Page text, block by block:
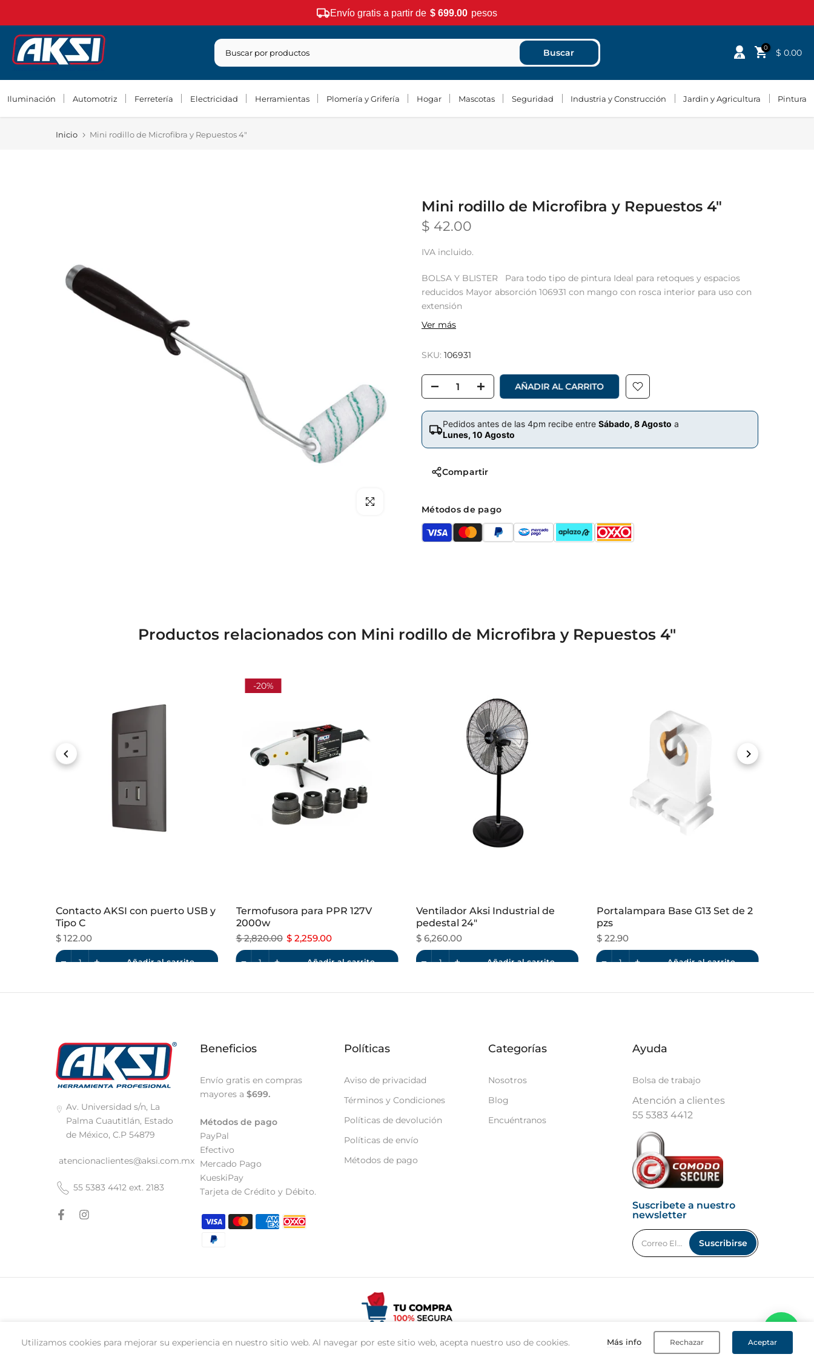
Envío gratis a partir de $ 699.00 pesos
Saltar
contenido
Buscar 0 $ 0.00
Iluminación Automotriz Ferretería Electricidad Herramientas Plomería y Grifería Hogar Mascotas Seguridad Industria y Construcción Jardin y Agricultura Pintura
Inicio Mini rodillo de Microfibra y Repuestos 4"
Clic para hacer zoom
Mini rodillo de Microfibra y Repuestos 4"
$ 42.00
IVA incluido.
BOLSA Y BLISTER Para todo tipo de pintura Ideal para retoques y espacios
reducidos Mayor absorción 106931 con mango con rosca interior para uso con
extensión
Ver más
SKU: 106931
AÑADIR AL CARRITO
Pedidos antes de las 4pm recibe entre Sábado, 8 Agosto a
Lunes, 10 Agosto
Compartir
Métodos de pago
Productos relacionados con Mini rodillo de Microfibra y Repuestos 4"
Contacto AKSI con puerto USB y
Tipo C
$ 122.00
Añadir al carrito
-20%
Termofusora para PPR 127V
2000w
$ 2,820.00 $ 2,259.00
Añadir al carrito
Ventilador Aksi Industrial de
pedestal 24"
$ 6,260.00
Añadir al carrito
Portalampara Base G13 Set de 2
pzs
$ 22.90
Añadir al carrito
Av. Universidad s/n, La
Palma Cuautitlán, Estado
de México, C.P 54879
atencionaclientes@aksi.com.mx
55 5383 4412 ext. 2183
Beneficios
Envío gratis en compras
mayores a $699.
Métodos de pago
PayPal
Efectivo
Mercado Pago
KueskiPay
Tarjeta de Crédito y Débito.
Políticas
Aviso de privacidad
Términos y Condiciones
Políticas de devolución
Políticas de envío
Métodos de pago
Categorías
Nosotros
Blog
Encuéntranos
Ayuda
Bolsa de trabajo
Atención a clientes
55 5383 4412
Suscribete a nuestro
newsletter
Suscribirse
Tecnología deShopify
Utilizamos cookies para mejorar su experiencia en nuestro sitio web. Al navegar por este sitio web, acepta nuestro uso de cookies. Más info Rechazar Aceptar